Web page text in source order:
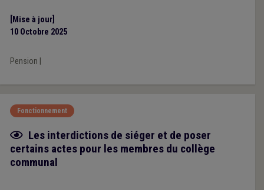
[Mise à jour]
10 Octobre 2025
Pension
Fonctionnement
Fiche focus
Les interdictions de siéger et de poser
certains actes pour les membres du collège
communal